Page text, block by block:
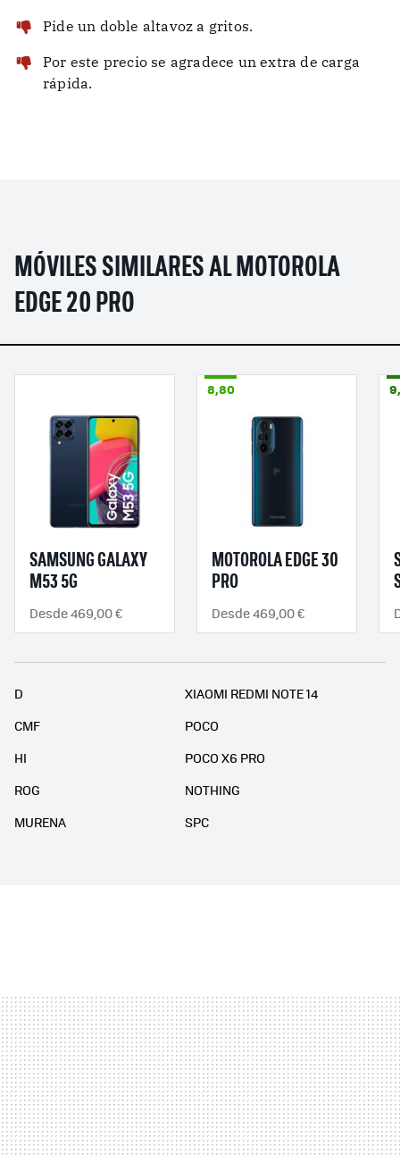
Pide un doble altavoz a gritos.
Por este precio se agradece un extra de carga
rápida.
MÓVILES SIMILARES AL MOTOROLA
EDGE 20 PRO
SAMSUNG GALAXY
M53 5G
Desde 469,00 €
8,80
MOTOROLA EDGE 30
PRO
Desde 469,00 €
D
XIAOMI REDMI NOTE 14
CMF
POCO
HI
POCO X6 PRO
ROG
NOTHING
MURENA
SPC